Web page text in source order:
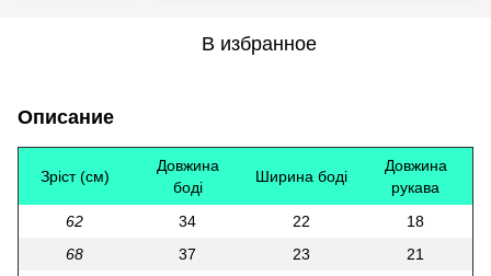
В избранное
Описание
Зріст (см)
Довжина
боді
Ширина боді
Довжина
рукава
62
34 22
18
68
37 23
21